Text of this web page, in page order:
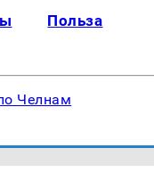
Польза
Челнам